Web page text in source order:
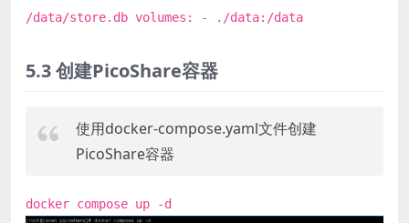
/data/store.db volumes: - ./data:/data
5.3 创建PicoShare容器
使用docker-compose.yaml文件创建
PicoShare容器
docker compose up -d